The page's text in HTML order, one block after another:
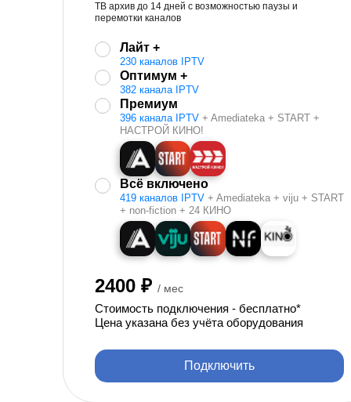
ТВ архив до 14 дней с возможностью паузы и
перемотки каналов
Лайт +
230 каналов IPTV
Оптимум +
382 канала IPTV
Премиум
396 канала IPTV + Amediateka + START +
НАСТРОЙ КИНО!
Всё включено
419 каналов IPTV + Amediateka + viju + START
+ non-fiction + 24 КИНО
2400 ₽ / мес
Стоимость подключения - бесплатно*
Цена указана без учёта оборудования
Подключить